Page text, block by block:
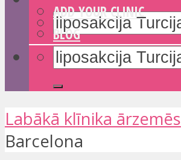
ADD YOUR CLINIC
BLOG
Labākā klīnika ārzemēs
Barcelona